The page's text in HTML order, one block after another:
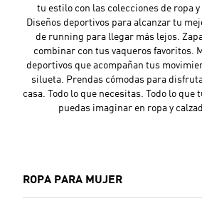
tu estilo con las colecciones de ropa y
Diseños deportivos para alcanzar tu
de running para llegar más lejos.
combinar con tus vaqueros favoritos.
deportivos que acompañan tus
silueta. Prendas cómodas para
casa. Todo lo que necesitas. Todo lo que
puedas imaginar en ropa y
ROPA PARA MUJER